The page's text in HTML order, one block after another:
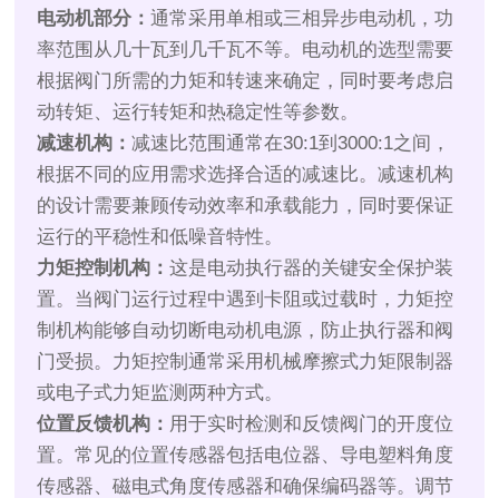
电动机部分：通常采用单相或三相异步电动机，功
率范围从几十瓦到几千瓦不等。电动机的选型需要
根据阀门所需的力矩和转速来确定，同时要考虑启
动转矩、运行转矩和热稳定性等参数。
减速机构：减速比范围通常在30:1到3000:1之间，
根据不同的应用需求选择合适的减速比。减速机构
的设计需要兼顾传动效率和承载能力，同时要保证
运行的平稳性和低噪音特性。
力矩控制机构：这是电动执行器的关键安全保护装
置。当阀门运行过程中遇到卡阻或过载时，力矩控
制机构能够自动切断电动机电源，防止执行器和阀
门受损。力矩控制通常采用机械摩擦式力矩限制器
或电子式力矩监测两种方式。
位置反馈机构： 用于实时检测和反馈阀门的开度位
置。常见的位置传感器包括电位器、导电塑料角度
传感器、磁电式角度传感器和确保编码器等。调节